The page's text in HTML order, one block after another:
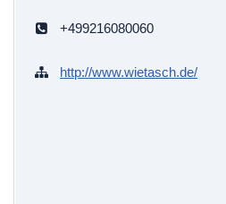
+499216080060
http://www.wietasch.de/